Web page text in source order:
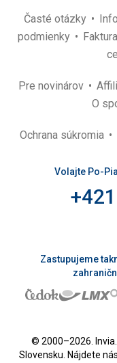
Časté otázky
podmienky
Pre novinárov
O
Ochrana súkromia
Volajte Po-
Zastupujeme
© 2000–2026.
Slovensku. Nájdete